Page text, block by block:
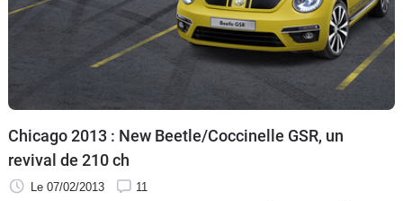
Services
Forum
Moto
Marques
Chicago 2013 : New Beetle/Coccinelle GSR, un
revival de 210 ch
Le 07/02/2013 11